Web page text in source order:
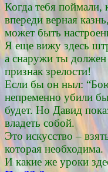
Когда тебя поймали,
впереди верная
может быть
Я еще вижу здесь
а снаружи ты
признак зрелости!
Если бы он ныл:
непременно убили
будет. Но Давид
владеть собой.
Это искусство –
которая необходима.
И какие же уроки